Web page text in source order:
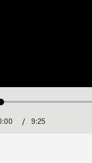
Loaded:
Current
/ Duration
9:25